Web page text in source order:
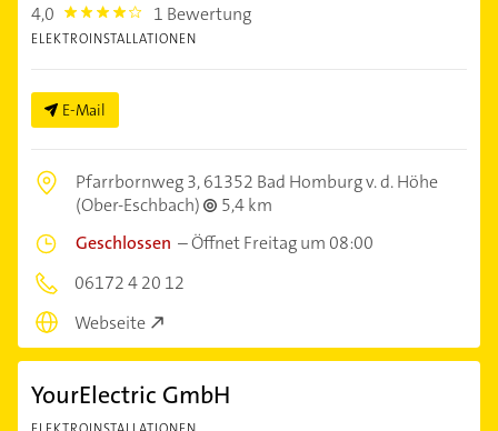
4,0 4.0 1 Bewertung
ELEKTROINSTALLATIONEN
E-Mail
Pfarrbornweg 3,61352 Bad Homburg v. d. Höhe
(Ober-Eschbach)
5,4 km
Geschlossen –Öffnet Freitag um 08:00
06172 4 20 12
Webseite
YourElectric GmbH